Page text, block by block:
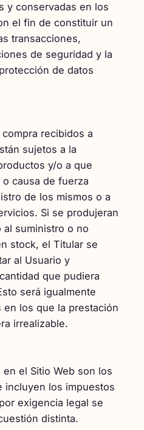
y conservadas en los
el fin de constituir un
transacciones,
de seguridad y la
de datos
recibidos a
sujetos a la
y/o a que
causa de fuerza
de los mismos o a
Si se produjeran
suministro o no
stock, el Titular se
al Usuario y
que pudiera
será igualmente
los que la prestación
irrealizable.
el Sitio Web son los
incluyen los impuestos
exigencia legal se
distinta.